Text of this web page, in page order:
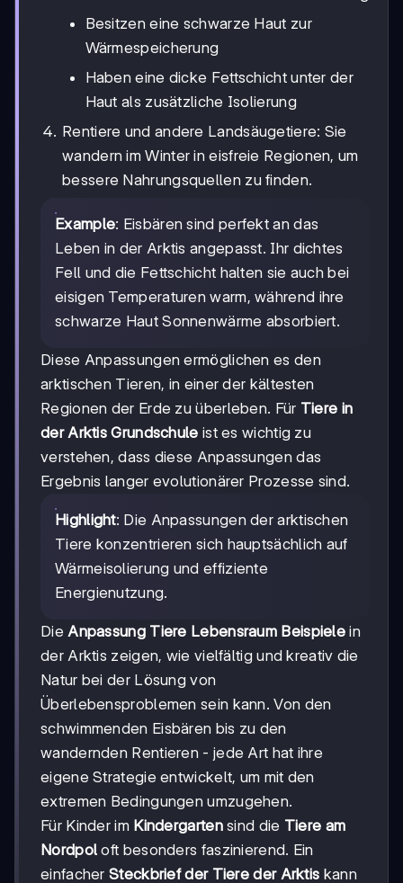
Besitzen eine schwarze Haut zur
Wärmespeicherung
Haben eine dicke Fettschicht unter der
Haut als zusätzliche Isolierung
Rentiere und andere Landsäugetiere: Sie
wandern im Winter in eisfreie Regionen, um
bessere Nahrungsquellen zu finden.
Example: Eisbären sind perfekt an das
Leben in der Arktis angepasst. Ihr dichtes
Fell und die Fettschicht halten sie auch bei
eisigen Temperaturen warm, während ihre
schwarze Haut Sonnenwärme absorbiert.
Diese Anpassungen ermöglichen es den
arktischen Tieren, in einer der kältesten
Regionen der Erde zu überleben. Für Tiere in
der Arktis Grundschule ist es wichtig zu
verstehen, dass diese Anpassungen das
Ergebnis langer evolutionärer Prozesse sind.
Highlight: Die Anpassungen der arktischen
Tiere konzentrieren sich hauptsächlich auf
Wärmeisolierung und effiziente
Energienutzung.
DieAnpassung Tiere Lebensraum Beispiele in
der Arktis zeigen, wie vielfältig und kreativ die
Natur bei der Lösung von
Überlebensproblemen sein kann. Von den
schwimmenden Eisbären bis zu den
wandernden Rentieren - jede Art hat ihre
eigene Strategie entwickelt, um mit den
extremen Bedingungen umzugehen.
Für Kinder im Kindergartensind die Tiere am
Nordpol oft besonders faszinierend. Ein
einfacherSteckbrief der Tiere der Arktis kann